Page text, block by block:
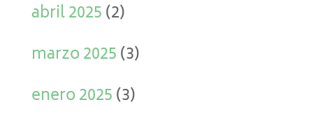
abril 2025(2)
marzo 2025(3)
enero 2025(3)